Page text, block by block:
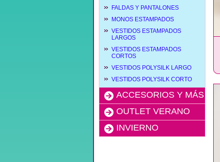
FALDAS Y PANTALONES
MONOS ESTAMPADOS
VESTIDOS ESTAMPADOS
LARGOS
VESTIDOS ESTAMPADOS
CORTOS
VESTIDOS POLYSILK LARGO
VESTIDOS POLYSILK CORTO
ACCESORIOS Y MÁS
OUTLET VERANO
INVIERNO